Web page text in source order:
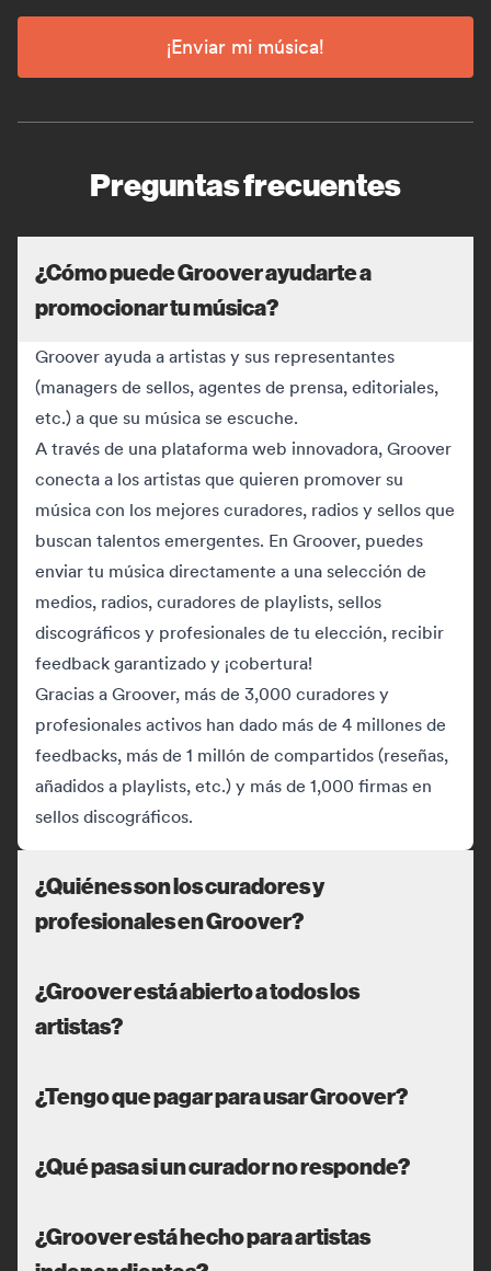
¡Enviar mi música!
Preguntas frecuentes
¿Cómo puede Groover ayudarte a
promocionar tu música?
Groover ayuda a artistas y sus representantes
(managers de sellos, agentes de prensa, editoriales,
etc.) a que su música se escuche.
A través de una plataforma web innovadora, Groover
conecta a los artistas que quieren promover su
música con los mejores curadores, radios y sellos que
buscan talentos emergentes. En Groover, puedes
enviar tu música directamente a una selección de
medios, radios, curadores de playlists, sellos
discográficos y profesionales de tu elección, recibir
feedback garantizado y ¡cobertura!
Gracias a Groover, más de 3,000 curadores y
profesionales activos han dado más de 4 millones de
feedbacks, más de 1 millón de compartidos (reseñas,
añadidos a playlists, etc.) y más de 1,000 firmas en
sellos discográficos.
¿Quiénes son los curadores y
profesionales en Groover?
¿Groover está abierto a todos los
artistas?
¿Tengo que pagar para usar Groover?
¿Qué pasa si un curador no responde?
¿Groover está hecho para artistas